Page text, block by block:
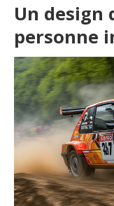
Un design
personne